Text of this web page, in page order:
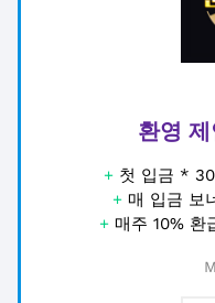
환영
+ 첫 입금 *
+ 매 입금 보
+ 매주 10% 환